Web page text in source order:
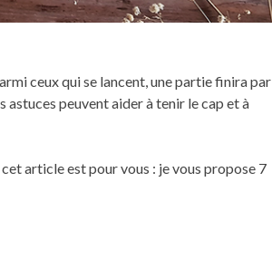
ceux qui se lancent, une partie finira par
astuces peuvent aider à tenir le cap et à
article est pour vous : je vous propose 7